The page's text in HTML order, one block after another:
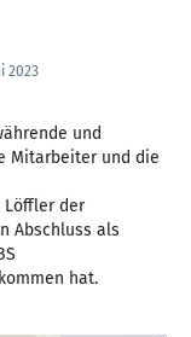
2023
und
Mitarbeiter und die
Löffler der
Abschluss als
hat.